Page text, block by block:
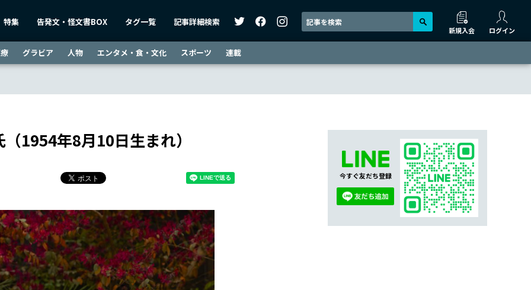
特集 告発文・怪文書BOX タグ一覧 記事詳細検索
新規入会 ログイン
グラビア 人物 エンタメ・食・文化 スポーツ 連載
1954年8月10日生まれ）
今すぐ友だち登録